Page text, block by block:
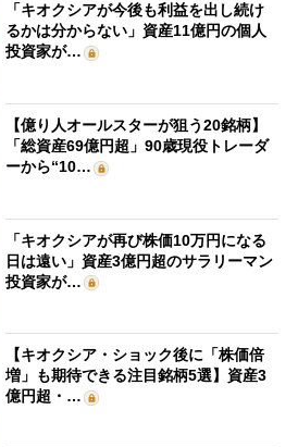
「キオクシアが今後も利益を出し続け
るかは分からない」資産11億円の個人
投資家が…
【億り人オールスターが狙う20銘柄】
「総資産69億円超」90歳現役トレーダ
ーから“10…
「キオクシアが再び株価10万円になる
日は遠い」資産3億円超のサラリーマン
投資家が…
【キオクシア・ショック後に「株価倍
増」も期待できる注目銘柄5選】資産3
億円超・…